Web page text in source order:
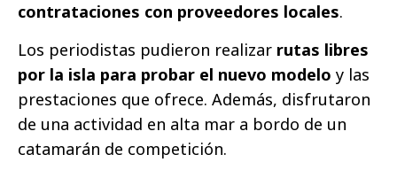
contrataciones con proveedores locales.
Los periodistas pudieron realizar rutas libres
por la isla para probar el nuevo modelo y las
prestaciones que ofrece. Además, disfrutaron
de una actividad en alta mar a bordo de un
catamarán de competición.